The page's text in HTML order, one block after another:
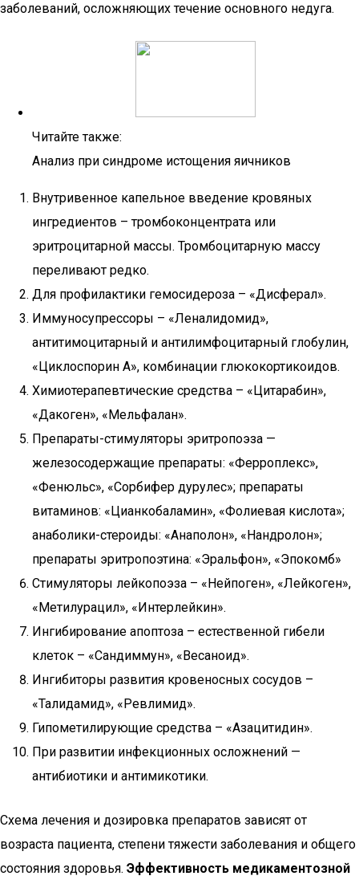
заболеваний, осложняющих течение основного недуга.
Читайте также:
Анализ при синдроме истощения яичников
Внутривенное капельное введение кровяных
ингредиентов – тромбоконцентрата или
эритроцитарной массы. Тромбоцитарную массу
переливают редко.
Для профилактики гемосидероза – «Дисферал».
Иммуносупрессоры – «Леналидомид»,
антитимоцитарный и антилимфоцитарный глобулин,
«Циклоспорин А», комбинации глюкокортикоидов.
Химиотерапевтические средства – «Цитарабин»,
«Дакоген», «Мельфалан».
Препараты-стимуляторы эритропоэза —
железосодержащие препараты: «Ферроплекс»,
«Фенюльс», «Сорбифер дурулес»; препараты
витаминов: «Цианкобаламин», «Фолиевая кислота»;
анаболики-стероиды: «Анаполон», «Нандролон»;
препараты эритропоэтина: «Эральфон», «Эпокомб»
Стимуляторы лейкопоэза – «Нейпоген», «Лейкоген»,
«Метилурацил», «Интерлейкин».
Ингибирование апоптоза – естественной гибели
клеток – «Сандиммун», «Весаноид».
Ингибиторы развития кровеносных сосудов –
«Талидамид», «Ревлимид».
Гипометилирующие средства – «Азацитидин».
При развитии инфекционных осложнений —
антибиотики и антимикотики.
Схема лечения и дозировка препаратов зависят от
возраста пациента, степени тяжести заболевания и общего
состояния здоровья. Эффективность медикаментозной